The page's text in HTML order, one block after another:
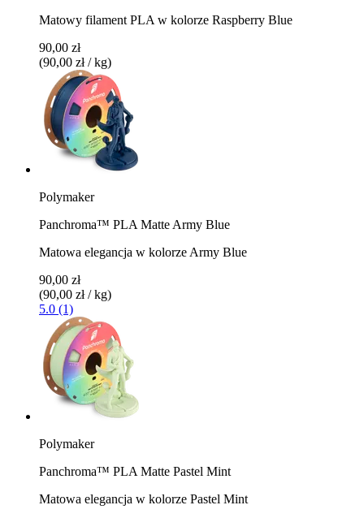
Matowy filament PLA w kolorze Raspberry Blue
90,00 zł
(90,00 zł / kg)
Polymaker
Panchroma™ PLA Matte Army Blue
Matowa elegancja w kolorze Army Blue
90,00 zł
(90,00 zł / kg)
5.0 (1)
Polymaker
Panchroma™ PLA Matte Pastel Mint
Matowa elegancja w kolorze Pastel Mint